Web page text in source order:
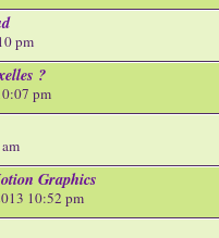
pm
?
pm
Graphics
10:52 pm